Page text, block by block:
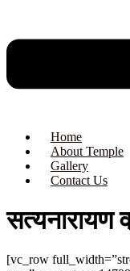
Home
About Temple
Gallery
Contact Us
सत्यनारायण
[vc_row